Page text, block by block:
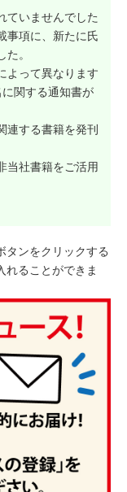
ていませんでした
事項に、新たに氏
。
よって異なります
関する通知書が
する書籍を発刊
当社書籍をご活用
ンをクリックする
れることができま